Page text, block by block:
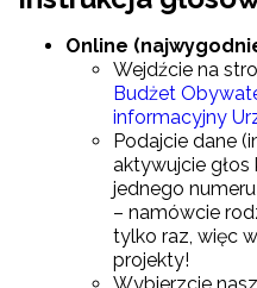
Online
Wejdźcie na
Budżet
informacyjny
Podajcie dane
aktywujcie głos
jednego
– namówcie
tylko raz, więc
projekty!